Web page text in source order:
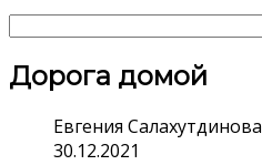
Дорога домой
Евгения Салахутдинова
30.12.2021